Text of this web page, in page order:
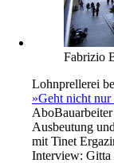
Fabrizio
Lohnprellerei
»Geht nicht
Abo
Ausbeutung
mit Tinet
Interview: Gitta